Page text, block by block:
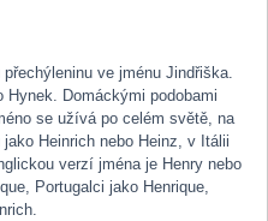
ve jménu Jindřiška.
Domáckými podobami
se užívá po celém světě, na
Heinrich nebo Heinz, v Itálii
verzí jména je Henry nebo
Portugalci jako Henrique,